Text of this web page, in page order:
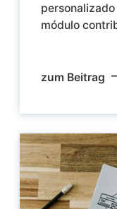
módulo
zum Beitrag